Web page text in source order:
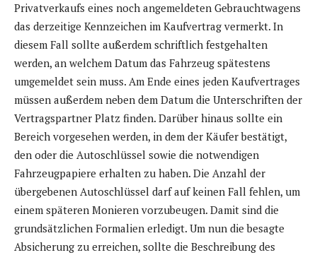
Privatverkaufs eines noch angemeldeten Gebrauchtwagens
das derzeitige Kennzeichen im Kaufvertrag vermerkt. In
diesem Fall sollte außerdem schriftlich festgehalten
werden, an welchem Datum das Fahrzeug spätestens
umgemeldet sein muss. Am Ende eines jeden Kaufvertrages
müssen außerdem neben dem Datum die Unterschriften der
Vertragspartner Platz finden. Darüber hinaus sollte ein
Bereich vorgesehen werden, in dem der Käufer bestätigt,
den oder die Autoschlüssel sowie die notwendigen
Fahrzeugpapiere erhalten zu haben. Die Anzahl der
übergebenen Autoschlüssel darf auf keinen Fall fehlen, um
einem späteren Monieren vorzubeugen. Damit sind die
grundsätzlichen Formalien erledigt. Um nun die besagte
Absicherung zu erreichen, sollte die Beschreibung des